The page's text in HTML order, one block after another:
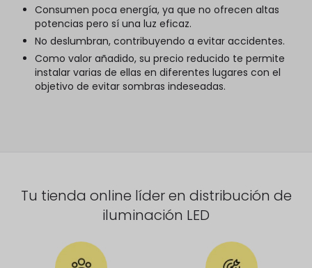
Consumen poca energía, ya que no ofrecen altas
potencias pero sí una luz eficaz.
No deslumbran, contribuyendo a evitar accidentes.
Como valor añadido, su precio reducido te permite
instalar varias de ellas en diferentes lugares con el
objetivo de evitar sombras indeseadas.
Tu tienda online líder en distribución de
iluminación LED